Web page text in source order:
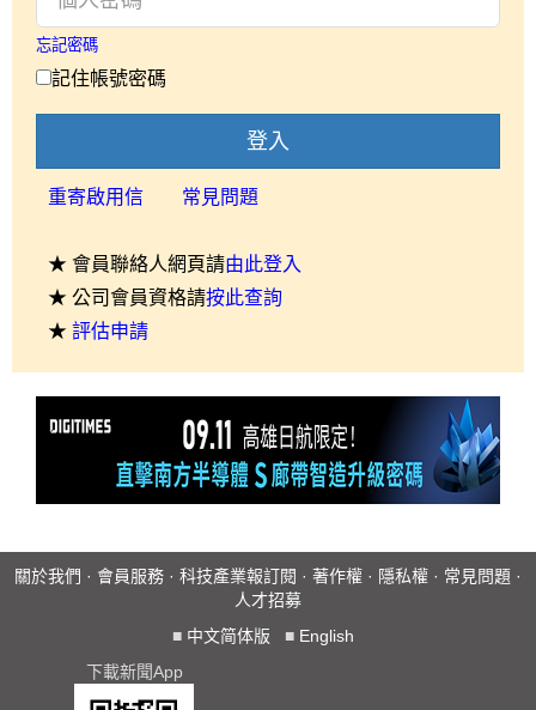
忘記密碼
記住帳號密碼
登入
重寄啟用信 常見問題
★ 會員聯絡人網頁請由此登入
★ 公司會員資格請按此查詢
★ 評估申請
關於我們 · 會員服務 · 科技產業報訂閱 · 著作權 · 隱私權 · 常見問題 ·
人才招募
■ 中文简体版 ■ English
下載新聞App